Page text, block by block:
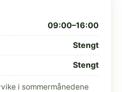
09:00–16:00
Stengt
Stengt
i sommermånedene